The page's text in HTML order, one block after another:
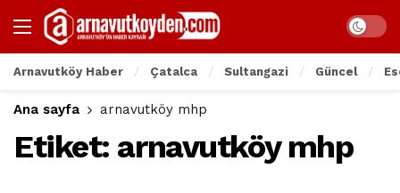
Arnavutköy Haber Çatalca Sultangazi Güncel
Ana sayfa arnavutköy mhp
Etiket: arnavutköy mhp